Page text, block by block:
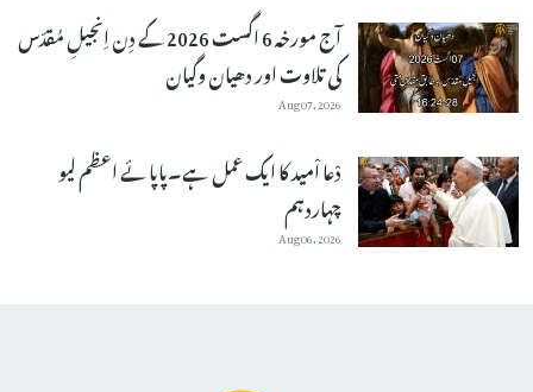
آج مورخہ 6 اگست 2026 کے دِن اِنجیلِ مُقدّس
کی تلاوت اور دھیان وگیان
Aug 07, 2026
دْعا اْمید کا ایک عمل ہے۔پاپائے اعظم لیو
چہاردہم
Aug 06, 2026